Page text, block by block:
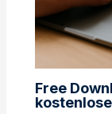
Free